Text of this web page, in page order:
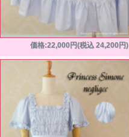
価格:22,000円(税込 24,200円)